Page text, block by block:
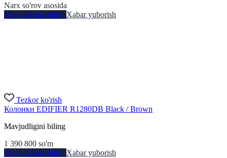
Narx so'rov asosida
Mavjudligini bilish Xabar yuborish
Tezkor ko'rish
Колонки EDIFIER R1280DB Black / Brown
Mavjudligini biling
1 390 800 so'm
Mavjudligini bilish Xabar yuborish